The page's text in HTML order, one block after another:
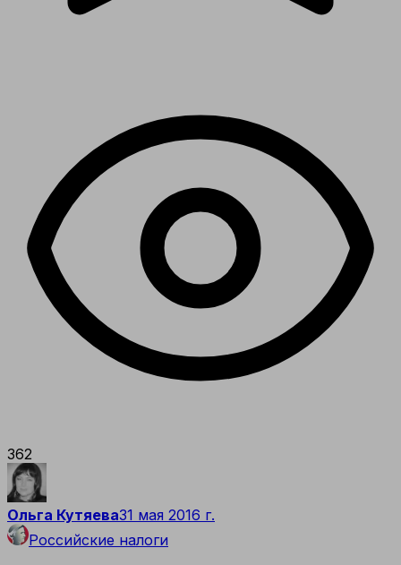
362
Ольга Кутяева31 мая 2016 г.
Российские налоги